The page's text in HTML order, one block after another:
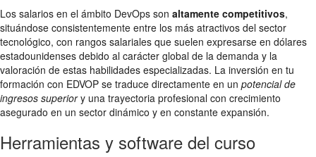
Los salarios en el ámbito DevOps son altamente competitivos,
situándose consistentemente entre los más atractivos del sector
tecnológico, con rangos salariales que suelen expresarse en dólares
estadounidenses debido al carácter global de la demanda y la
valoración de estas habilidades especializadas. La inversión en tu
formación con EDVOP se traduce directamente en un potencial de
ingresos superiory una trayectoria profesional con crecimiento
asegurado en un sector dinámico y en constante expansión.
Herramientas y software del curso